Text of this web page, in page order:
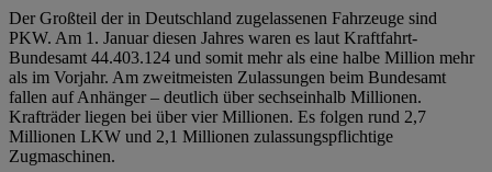
Der Großteil der in Deutschland zugelassenen Fahrzeuge sind
PKW. Am 1. Januar diesen Jahres waren es laut Kraftfahrt-
Bundesamt 44.403.124 und somit mehr als eine halbe Million mehr
als im Vorjahr. Am zweitmeisten Zulassungen beim Bundesamt
fallen auf Anhänger – deutlich über sechseinhalb Millionen.
Krafträder liegen bei über vier Millionen. Es folgen rund 2,7
Millionen LKW und 2,1 Millionen zulassungspflichtige
Zugmaschinen.